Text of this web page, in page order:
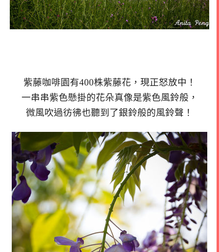
紫藤咖啡園有400株紫藤花，現正怒放中！
一串串紫色懸掛的花朵真像是紫色風鈴般，
微風吹過彷彿也聽到了銀鈴般的風鈴聲！